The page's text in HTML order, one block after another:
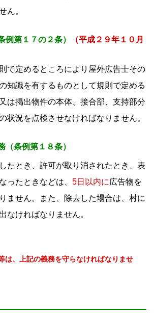
ん。
例第１７の２条）
（平成２９年１０月
で定めるところにより屋外広告士その
知識を有するものとして規則で定める
は掲出物件の本体、接合部、支持部分
状況を点検させなければなりません。
（条例第１８条）
たとき、許可が取り消されたとき、表
ったときなどは、 5日以内に 広告物を
ません。また、除去した場合は、村に
なければなりません。
は、上記の義務を守らなければなりませ